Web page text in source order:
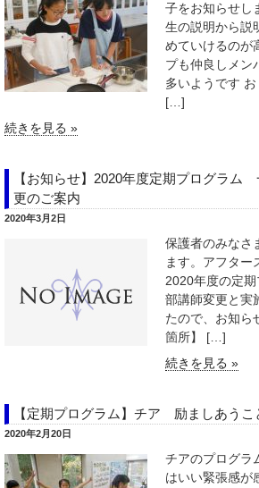
子をお知らせし
生の説明から説
めていけるのが
プも仲良しメン
多いようです
[…]
続きを見る »
【お知らせ】2020年度定期プログラム
更のご案内
2020年3月2日
保護者のみなさ
ます。アフター
2020年度の定
部講師変更と実
たので、お知
箇所】 […]
続きを見る »
【定期プログラム】チア 励ましあうこ
2020年2月20日
チアのプログラ
はいい緊張感が